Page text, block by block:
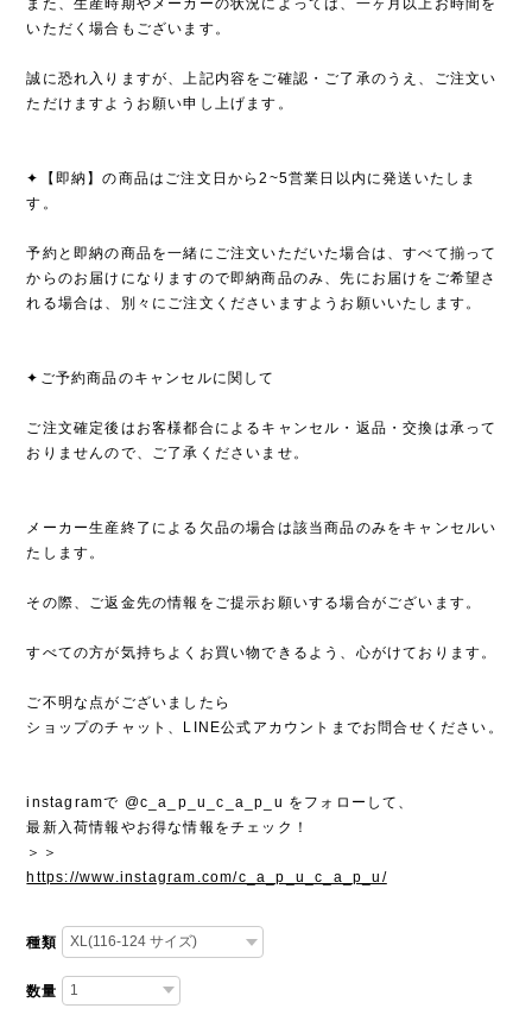
いただく場合もございます。
誠に恐れ入りますが、上記内容をご確認・ご了承のうえ、ご注文い
ただけますようお願い申し上げます。
✦【即納】の商品はご注文日から2~5営業日以内に発送いたしま
す。
予約と即納の商品を一緒にご注文いただいた場合は、すべて揃って
からのお届けになりますので即納商品のみ、先にお届けをご希望さ
れる場合は、別々にご注文くださいますようお願いいたします。
✦ご予約商品のキャンセルに関して
ご注文確定後はお客様都合によるキャンセル・返品・交換は承って
おりませんので、ご了承くださいませ。
メーカー生産終了による欠品の場合は該当商品のみをキャンセルい
たします。
その際、ご返金先の情報をご提示お願いする場合がございます。
すべての方が気持ちよくお買い物できるよう、心がけております。
ご不明な点がございましたら
ショップのチャット、LINE公式アカウントまでお問合せください。
instagramで @c_a_p_u_c_a_p_u をフォローして、
最新入荷情報やお得な情報をチェック！
＞＞
https://www.instagram.com/c_a_p_u_c_a_p_u/
種類
数量